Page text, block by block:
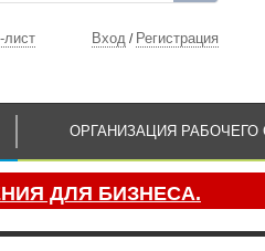
лист Вход / Регистрация
ОРГАНИЗАЦИЯ РАБОЧЕГО
ДЛЯ БИЗНЕСА.